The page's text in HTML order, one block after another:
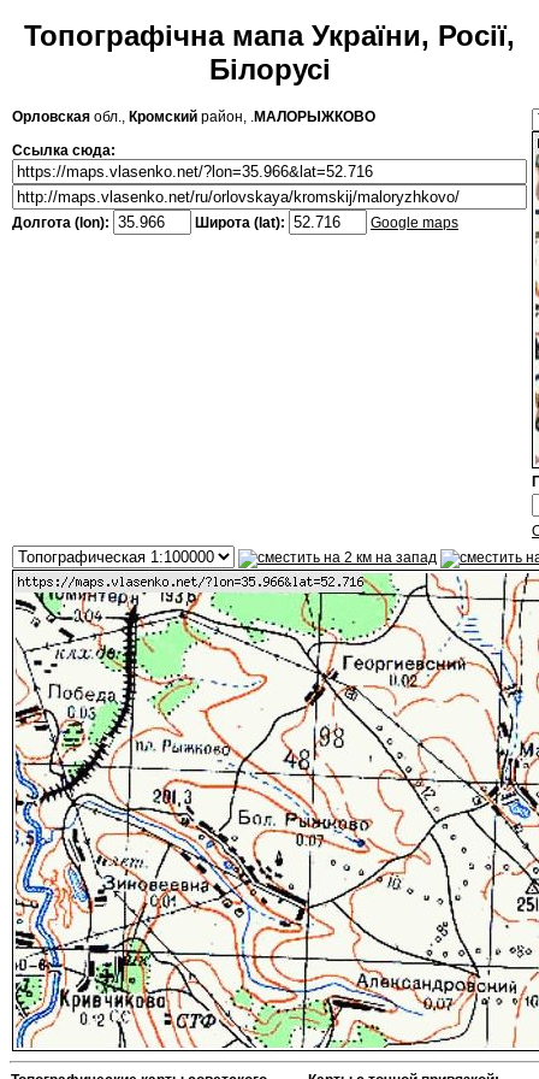
Топографічна мапа України, Росії,
Білорусі
Орловская обл., Кромский район, .МАЛОРЫЖКОВО
Ссылка сюда:
Долгота (lon): Широта (lat): Google maps